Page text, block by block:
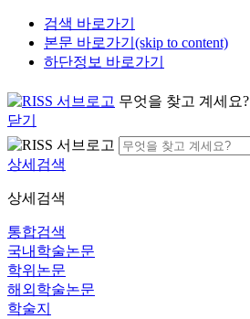
검색 바로가기
본문 바로가기(skip to content)
하단정보 바로가기
무엇을 찾고 계세요?
닫기
상세검색
상세검색
통합검색
국내학술논문
학위논문
해외학술논문
학술지